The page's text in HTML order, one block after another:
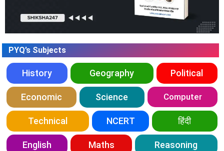
PYQ’s Subjects
History Geography Political
Economic Science Computer
Technical NCERT हिंदी
English Maths Reasoning